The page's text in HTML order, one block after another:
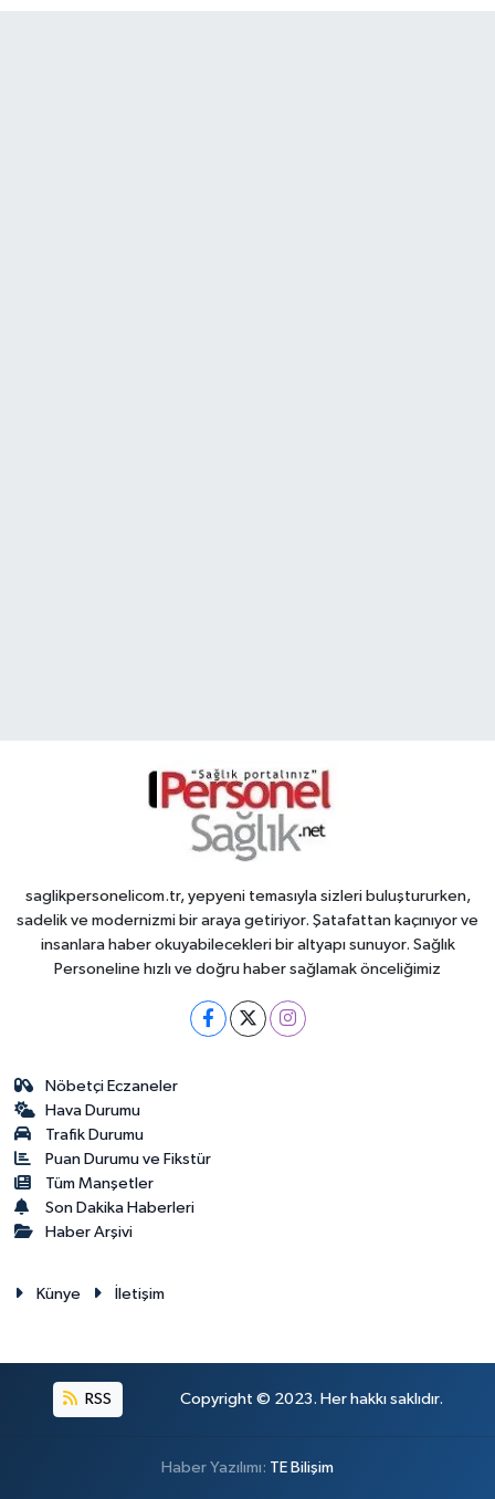
saglikpersonelicom.tr, yepyeni temasıyla sizleri buluştururken,
sadelik ve modernizmi bir araya getiriyor. Şatafattan kaçınıyor ve
insanlara haber okuyabilecekleri bir altyapı sunuyor. Sağlık
Personeline hızlı ve doğru haber sağlamak önceliğimiz
Nöbetçi Eczaneler
Hava Durumu
Trafik Durumu
Puan Durumu ve Fikstür
Tüm Manşetler
Son Dakika Haberleri
Haber Arşivi
Künye İletişim
RSS Copyright © 2023. Her hakkı saklıdır.
Haber Yazılımı: TE Bilişim